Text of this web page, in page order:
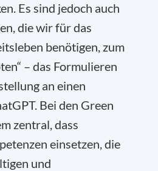
Es sind jedoch auch
die wir für das
benötigen, zum
– das Formulieren
an einen
Bei den Green
zentral, dass
einsetzen, die
und